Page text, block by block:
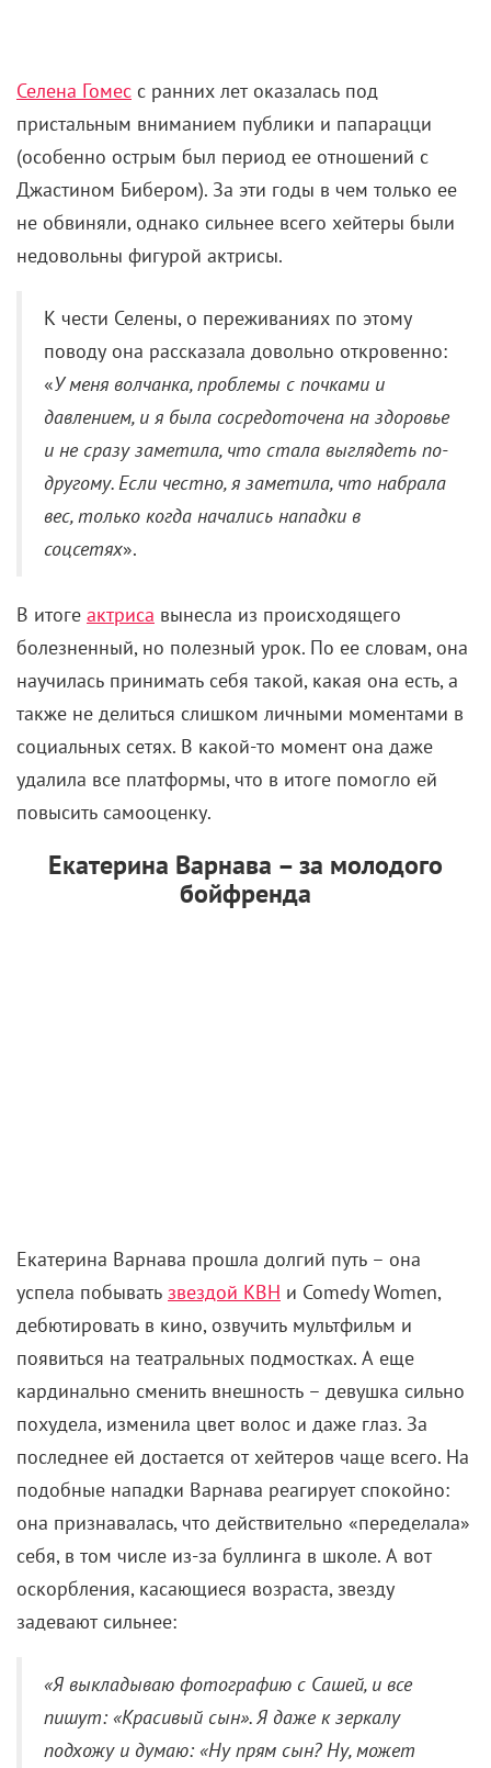
Селена Гомес с ранних лет оказалась под
пристальным вниманием публики и папарацци
(особенно острым был период ее отношений с
Джастином Бибером). За эти годы в чем только ее
не обвиняли, однако сильнее всего хейтеры были
недовольны фигурой актрисы.
К чести Селены, о переживаниях по этому
поводу она рассказала довольно откровенно:
«У меня волчанка, проблемы с почками и
давлением, и я была сосредоточена на здоровье
и не сразу заметила, что стала выглядеть по-
другому. Если честно, я заметила, что набрала
вес, только когда начались нападки в
соцсетях».
В итоге актриса вынесла из происходящего
болезненный, но полезный урок. По ее словам, она
научилась принимать себя такой, какая она есть, а
также не делиться слишком личными моментами в
социальных сетях. В какой-то момент она даже
удалила все платформы, что в итоге помогло ей
повысить самооценку.
Екатерина Варнава – за молодого
бойфренда
Екатерина Варнава прошла долгий путь – она
успела побывать звездой КВН и Comedy Women,
дебютировать в кино, озвучить мультфильм и
появиться на театральных подмостках. А еще
кардинально сменить внешность – девушка сильно
похудела, изменила цвет волос и даже глаз. За
последнее ей достается от хейтеров чаще всего. На
подобные нападки Варнава реагирует спокойно:
она признавалась, что действительно «переделала»
себя, в том числе из-за буллинга в школе. А вот
оскорбления, касающиеся возраста, звезду
задевают сильнее:
«Я выкладываю фотографию с Сашей, и все
пишут: «Красивый сын». Я даже к зеркалу
подхожу и думаю: «Ну прям сын? Ну, может